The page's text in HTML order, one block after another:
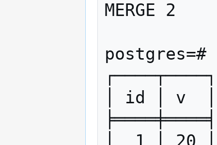
MERGE 2
postgres=#
┌────┬────┐
│ id │ v  │
╞════╪════╡